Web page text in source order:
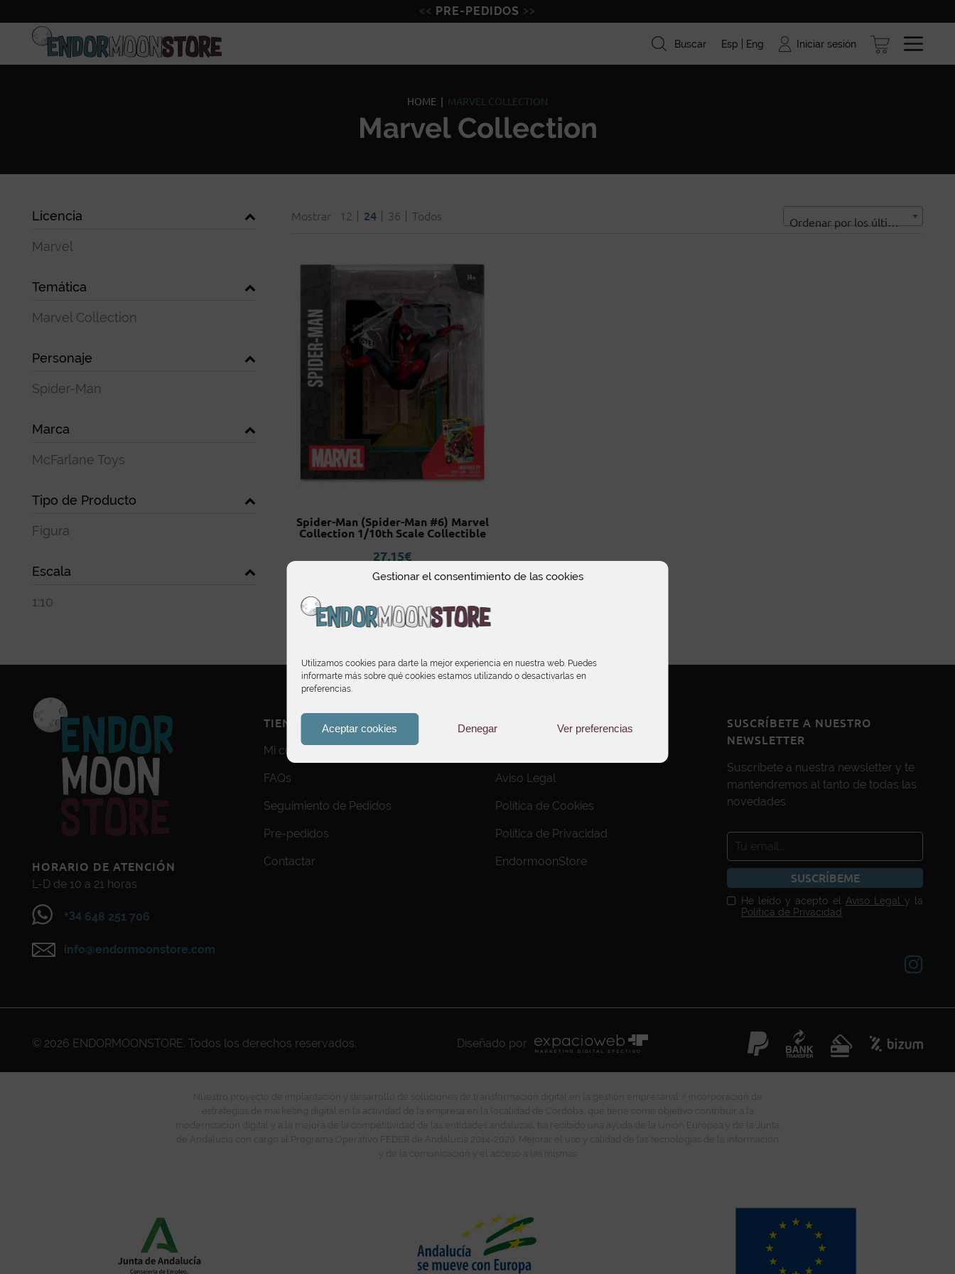
Gestionar el consentimiento de las cookies
Utilizamos cookies para darte la mejor experiencia en nuestra web. Puedes
informarte más sobre qué cookies estamos utilizando o desactivarlas en
preferencias.
Aceptar cookies Denegar Ver preferencias
PRE-PEDIDOS
Inicio Pre-pedidos Figuras Miniaturas Modelismo Marcas Blog
Buscar Esp Eng Iniciar sesión
HOME MARVEL COLLECTION
Marvel Collection
Mostrar 12 24 36 Todos Ordenar por los últimos
Spider-Man (Spider-Man #6) Marvel
Collection 1/10th Scale Collectible
27,15€
Licencia
Marvel
Temática
Marvel Collection
Personaje
Spider-Man
Marca
McFarlane Toys
Tipo de Producto
Figura
Escala
1:10
HORARIO DE ATENCIÓN
L-D de 10 a 21 horas
+34 648 251 706
info@endormoonstore.com
TIENDA
Mi cuenta
FAQs
Seguimiento de Pedidos
Pre-pedidos
Contactar
INFORMACIÓN
Aviso Legal
Política de Cookies
Política de Privacidad
EndormoonStore
SUSCRÍBETE A NUESTRO
NEWSLETTER
Suscríbete a nuestra newsletter y te
mantendremos al tanto de todas las
novedades
SUSCRÍBEME
He leído y acepto el Aviso Legal y la
Política de Privacidad
© 2026 ENDORMOONSTORE. Todos los derechos reservados. Diseñado por